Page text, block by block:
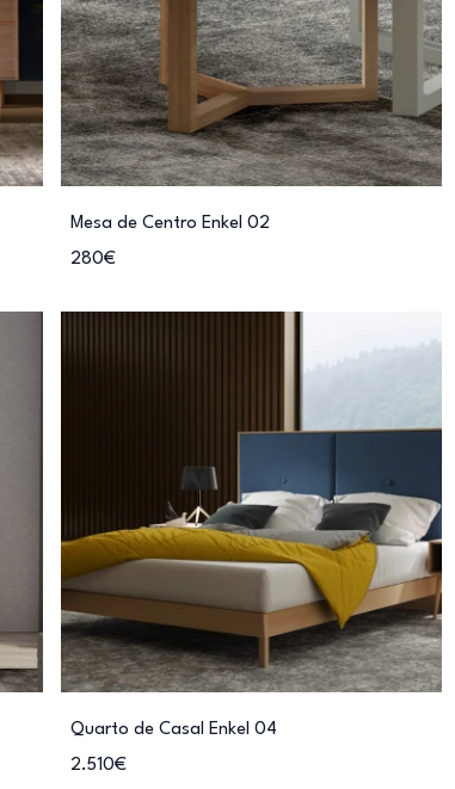
Mesa de Centro Enkel 02
280€
Quarto de Casal Enkel 04
2.510€